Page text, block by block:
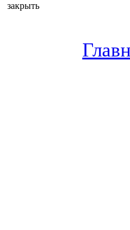
закрыть